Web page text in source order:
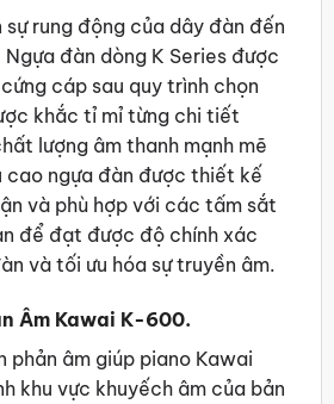
rung động của dây đàn đến
đàn dòng K Series được
cáp sau quy trình chọn
khắc tỉ mỉ từng chi tiết
lượng âm thanh mạnh mẽ
cao ngựa đàn được thiết kế
và phù hợp với các tấm sắt
để đạt được độ chính xác
và tối ưu hóa sự truyền âm.
Âm Kawai K-600.
phản âm giúp piano Kawai
khu vực khuyếch âm của bản